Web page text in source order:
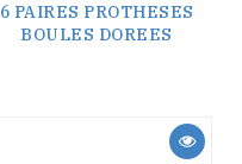
6 PAIRES PROTHESES
BOULES DOREES